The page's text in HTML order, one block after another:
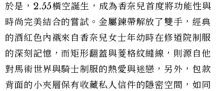
於是，2.55橫空誕生，成為香奈兒首度將功能性與
時尚完美結合的嘗試。金屬鍊帶解放了雙手，經典
的酒紅色內襯來自香奈兒女士年幼時在修道院制服
的深刻記憶，而矩形翻蓋與菱格紋縫線，則源自他
對馬術世界與騎士制服的熱愛與迷戀，另外，包款
背面的小夾層保有收藏私人信件的隱密空間，如同